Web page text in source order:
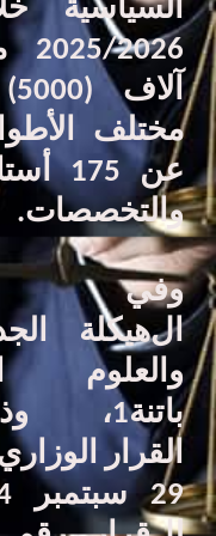
السياسية
2025/2026
آلاف
(5000)
مختلف
عن 175
والتخصصات.
وفي
الهيكلة
والعلوم
باتنة1 ،
القرار
29 سبتمبر 2024